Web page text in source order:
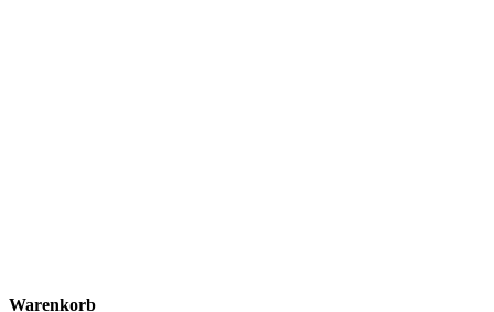
Warenkorb